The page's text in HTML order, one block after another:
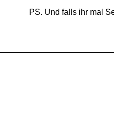
PS. Und falls ihr mal